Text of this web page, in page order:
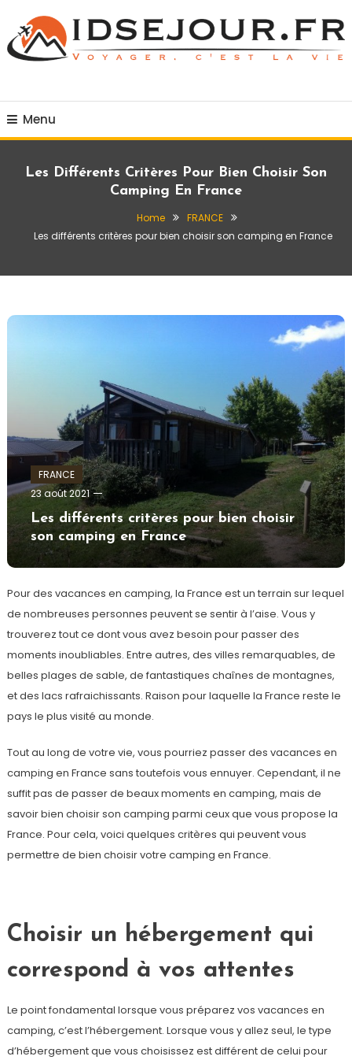
Content
Menu
Les Différents Critères Pour Bien Choisir Son
Camping En France
Home
FRANCE
Les différents critères pour bien choisir son camping en France
FRANCE
23 août 2021
admin
Les différents critères pour bien choisir
son camping en France
Pour des vacances en camping, la France est un terrain sur lequel
de nombreuses personnes peuvent se sentir à l’aise. Vous y
trouverez tout ce dont vous avez besoin pour passer des
moments inoubliables. Entre autres, des villes remarquables, de
belles plages de sable, de fantastiques chaînes de montagnes,
et des lacs rafraichissants. Raison pour laquelle la France reste le
pays le plus visité au monde.
Tout au long de votre vie, vous pourriez passer des vacances en
camping en France sans toutefois vous ennuyer. Cependant, il ne
suffit pas de passer de beaux moments en camping, mais de
savoir bien choisir son camping parmi ceux que vous propose la
France. Pour cela, voici quelques critères qui peuvent vous
permettre de bien choisir votre camping en France.
Choisir un hébergement qui
correspond à vos attentes
Le point fondamental lorsque vous préparez vos vacances en
camping, c’est l’hébergement. Lorsque vous y allez seul, le type
d’hébergement que vous choisissez est différent de celui pour